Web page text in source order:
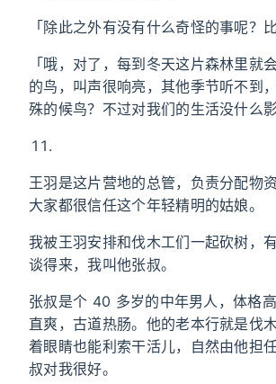
「除此之外有没有什么奇怪的事呢？
「哦，对了，每到冬天这片森林里就
的鸟，叫声很响亮，其他季节听不到
殊的候鸟？不过对我们的生活没什么影
王羽是这片营地的总管，负责分配物
大家都很信任这个年轻精明的姑娘。
我被王羽安排和伐木工们一起砍树，
谈得来，我叫他张叔。
张叔是个 40 多岁的中年男人，体格
直爽，古道热肠。他的老本行就是伐
着眼睛也能利索干活儿，自然由他担
叔对我很好。